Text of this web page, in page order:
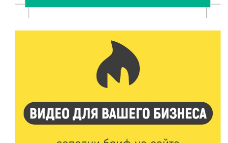
8 Авг 2026 12:12 162
Твери
264
От теории до практики: в детских лагерях Тверской
области проходят «Дни безопасности»
8 Авг 2026 10:37 205
Арбуз без риска: на что обратить внимание при
покупке — советы Роскачества